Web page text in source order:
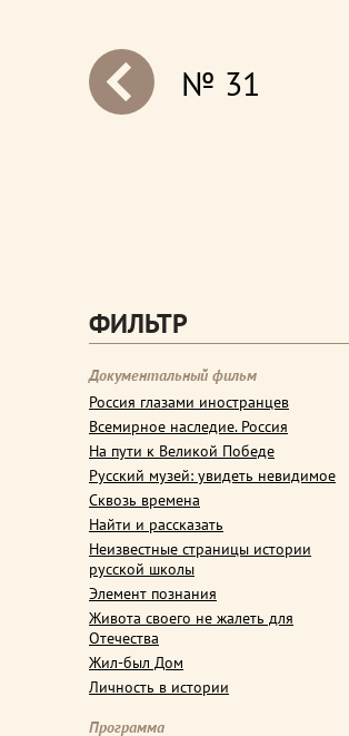
№ 31
ФИЛЬТР
Документальный фильм
Россия глазами иностранцев
Всемирное наследие. Россия
На пути к Великой Победе
Русский музей: увидеть невидимое
Сквозь времена
Найти и рассказать
Неизвестные страницы истории
русской школы
Элемент познания
Живота своего не жалеть для
Отечества
Жил-был Дом
Личность в истории
Программа